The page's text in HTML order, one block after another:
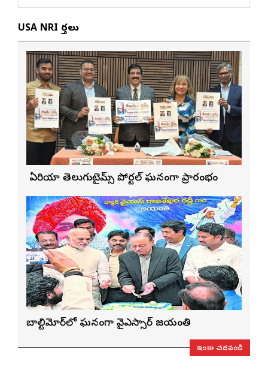
USA NRI వార్తలు
బే ఏరియా తెలుగుటైమ్స్ పోర్టల్ ఘనంగా ప్రారంభం
బాల్టిమోర్‌లో ఘనంగా వైఎస్సార్‌ జయంతి
ఇంకా చదవండి